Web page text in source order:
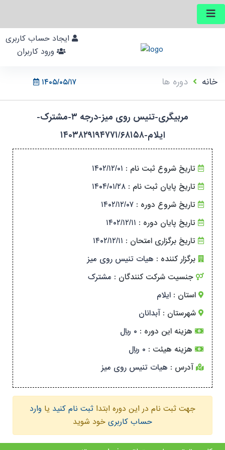
۱۴۰۵/۰۵/۱۷ خانه دوره ها
مربیگری-تنیس روی میز-درجه ۳-مشترک-
ایلام-۱۴۰۳۸۲۹۱۹۴۷۷۱/۶۸۱۵۸
تاریخ شروع ثبت نام : ۱۴۰۲/۱۲/۰۱
تاریخ پایان ثبت نام : ۱۴۰۴/۰۱/۲۸
تاریخ شروع دوره : ۱۴۰۲/۱۲/۰۷
تاریخ پایان دوره : ۱۴۰۲/۱۲/۱۱
تاریخ برگزاری امتحان : ۱۴۰۲/۱۲/۱۱
برگزار کننده : هیات تنیس روی میز
جنسیت شرکت کنندگان : مشترک
استان : ایلام
شهرستان : آبدانان
هزینه این دوره : ۰ ریال
هزینه هیئت : ۰ ریال
آدرس : هیات تنیس روی میز
جهت ثبت نام در این دوره ابتدا ثبت نام کنید یا وارد
حساب کاربری خود شوید